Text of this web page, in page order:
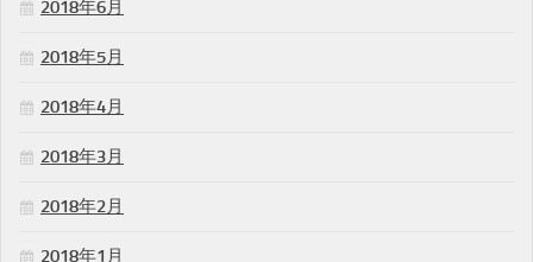
2018年6月
2018年5月
2018年4月
2018年3月
2018年2月
2018年1月